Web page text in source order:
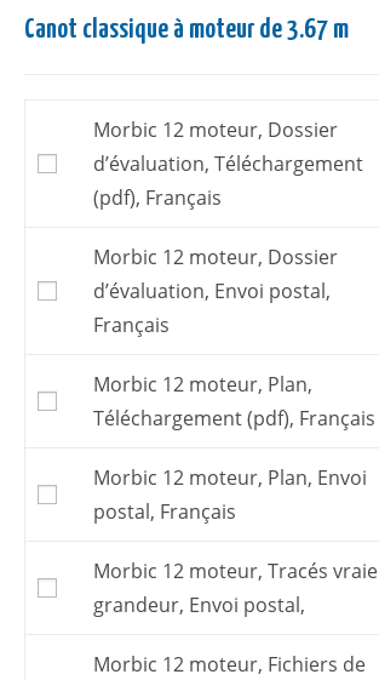
Canot classique à moteur de 3.67 m
Morbic 12 moteur, Dossier
d’évaluation, Téléchargement
(pdf), Français
Morbic 12 moteur, Dossier
d’évaluation, Envoi postal,
Français
Morbic 12 moteur, Plan,
Téléchargement (pdf), Français
Morbic 12 moteur, Plan, Envoi
postal, Français
Morbic 12 moteur, Tracés vraie
grandeur, Envoi postal,
Morbic 12 moteur, Fichiers de